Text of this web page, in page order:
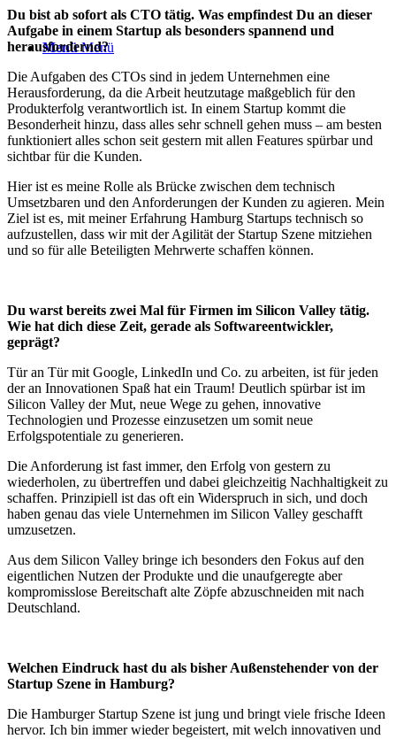
Menü Menü
Du bist ab sofort als CTO tätig. Was empfindest Du an dieser
Aufgabe in einem Startup als besonders spannend und
herausfordernd?
Die Aufgaben des CTOs sind in jedem Unternehmen eine
Herausforderung, da die Arbeit heutzutage maßgeblich für den
Produkterfolg verantwortlich ist. In einem Startup kommt die
Besonderheit hinzu, dass alles sehr schnell gehen muss – am besten
funktioniert alles schon seit gestern mit allen Features spürbar und
sichtbar für die Kunden.
Hier ist es meine Rolle als Brücke zwischen dem technisch
Umsetzbaren und den Anforderungen der Kunden zu agieren. Mein
Ziel ist es, mit meiner Erfahrung Hamburg Startups technisch so
aufzustellen, dass wir mit der Agilität der Startup Szene mitziehen
und so für alle Beteiligten Mehrwerte schaffen können.
Du warst bereits zwei Mal für Firmen im Silicon Valley tätig.
Wie hat dich diese Zeit, gerade als Softwareentwickler,
geprägt?
Tür an Tür mit Google, LinkedIn und Co. zu arbeiten, ist für jeden
der an Innovationen Spaß hat ein Traum! Deutlich spürbar ist im
Silicon Valley der Mut, neue Wege zu gehen, innovative
Technologien und Prozesse einzusetzen um somit neue
Erfolgspotentiale zu generieren.
Die Anforderung ist fast immer, den Erfolg von gestern zu
wiederholen, zu übertreffen und dabei gleichzeitig Nachhaltigkeit zu
schaffen. Prinzipiell ist das oft ein Widerspruch in sich, und doch
haben genau das viele Unternehmen im Silicon Valley geschafft
umzusetzen.
Aus dem Silicon Valley bringe ich besonders den Fokus auf den
eigentlichen Nutzen der Produkte und die unaufgeregte aber
kompromisslose Bereitschaft alte Zöpfe abzuschneiden mit nach
Deutschland.
Welchen Eindruck hast du als bisher Außenstehender von der
Startup Szene in Hamburg?
Die Hamburger Startup Szene ist jung und bringt viele frische Ideen
hervor. Ich bin immer wieder begeistert, mit welch innovativen und